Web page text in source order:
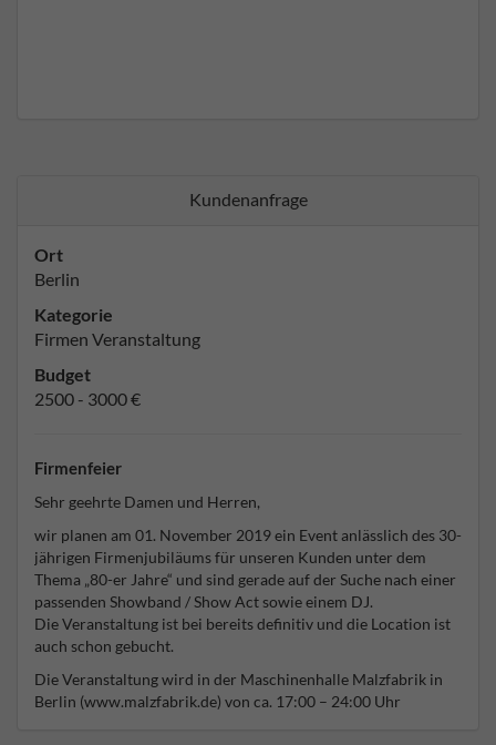
Kundenanfrage
Ort
Berlin
Kategorie
Firmen Veranstaltung
Budget
2500 - 3000 €
Firmenfeier
Sehr geehrte Damen und Herren,
wir planen am 01. November 2019 ein Event anlässlich des 30-
jährigen Firmenjubiläums für unseren Kunden unter dem
Thema „80-er Jahre“ und sind gerade auf der Suche nach einer
passenden Showband / Show Act sowie einem DJ.
Die Veranstaltung ist bei bereits definitiv und die Location ist
auch schon gebucht.
Die Veranstaltung wird in der Maschinenhalle Malzfabrik in
Berlin (www.malzfabrik.de) von ca. 17:00 – 24:00 Uhr